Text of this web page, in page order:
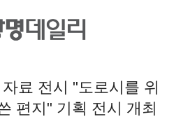
료 전시 "도로시를 위
편지" 기획 전시 개최